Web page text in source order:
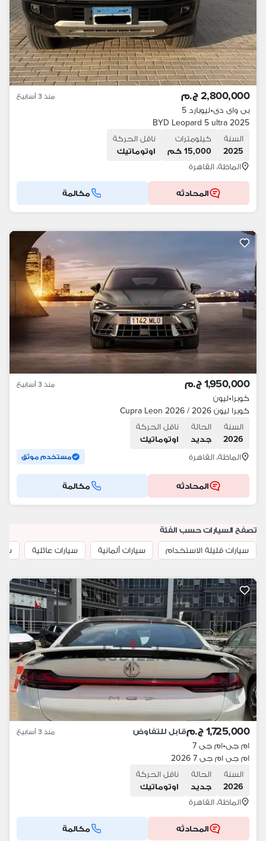
2,800,000 ج.م منذ 3 أسابيع
بى واى دى•ليوبارد 5
BYD Leopard 5 ultra 2025
السنة
2025
كيلومترات
15,000 كم
ناقل الحركة
اوتوماتيك
الماظة، القاهرة
المحادثه مكالمة
1,950,000 ج.م منذ 3 أسابيع
كوبرا•ليون
كوبرا ليون 2026 / Cupra Leon 2026
السنة
2026
الحالة
جديد
ناقل الحركة
اوتوماتيك
الماظة، القاهرة
مستخدم موثق
المحادثه مكالمة
تصفح السيارات حسب الفئة
سيارات قليلة الاستخدام
سيارات ألمانية سيارات عائلية
1,725,000 ج.م قابل للتفاوض منذ 3 أسابيع
ام جى•ام جى 7
ام جى ام جى 7 2026
السنة
2026
الحالة
جديد
ناقل الحركة
اوتوماتيك
الماظة، القاهرة
المحادثه مكالمة